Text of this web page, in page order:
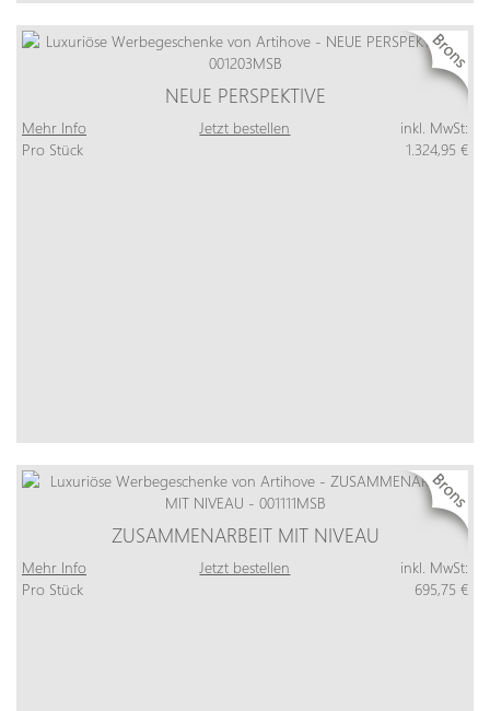
NEUE PERSPEKTIVE
Mehr Info Jetzt bestellen
inkl. MwSt:
Pro Stück
1.324,95 €
ZUSAMMENARBEIT MIT NIVEAU
Mehr Info Jetzt bestellen
inkl. MwSt:
Pro Stück
695,75 €